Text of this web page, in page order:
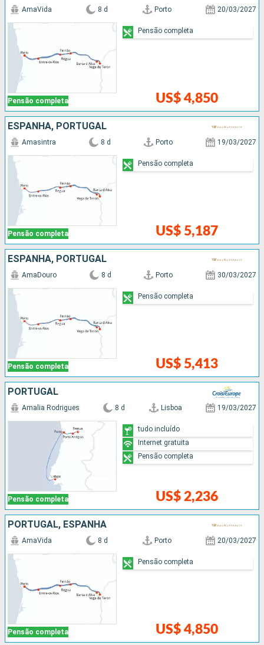
Pensão completa
AmaVida 8 d Porto 20/03/2027
US$ 4,850
Pensão completa
ESPANHA, PORTUGAL
Pensão completa
Amasintra 8 d Porto 19/03/2027
US$ 5,187
Pensão completa
ESPANHA, PORTUGAL
Pensão completa
AmaDouro 8 d Porto 30/03/2027
US$ 5,413
Pensão completa
PORTUGAL
Pensão completa
Amalia Rodrigues 8 d Lisboa 19/03/2027
US$ 2,236
tudo incluído
Internet gratuita
Pensão completa
PORTUGAL, ESPANHA
Pensão completa
AmaVida 8 d Porto 20/03/2027
US$ 4,850
Pensão completa